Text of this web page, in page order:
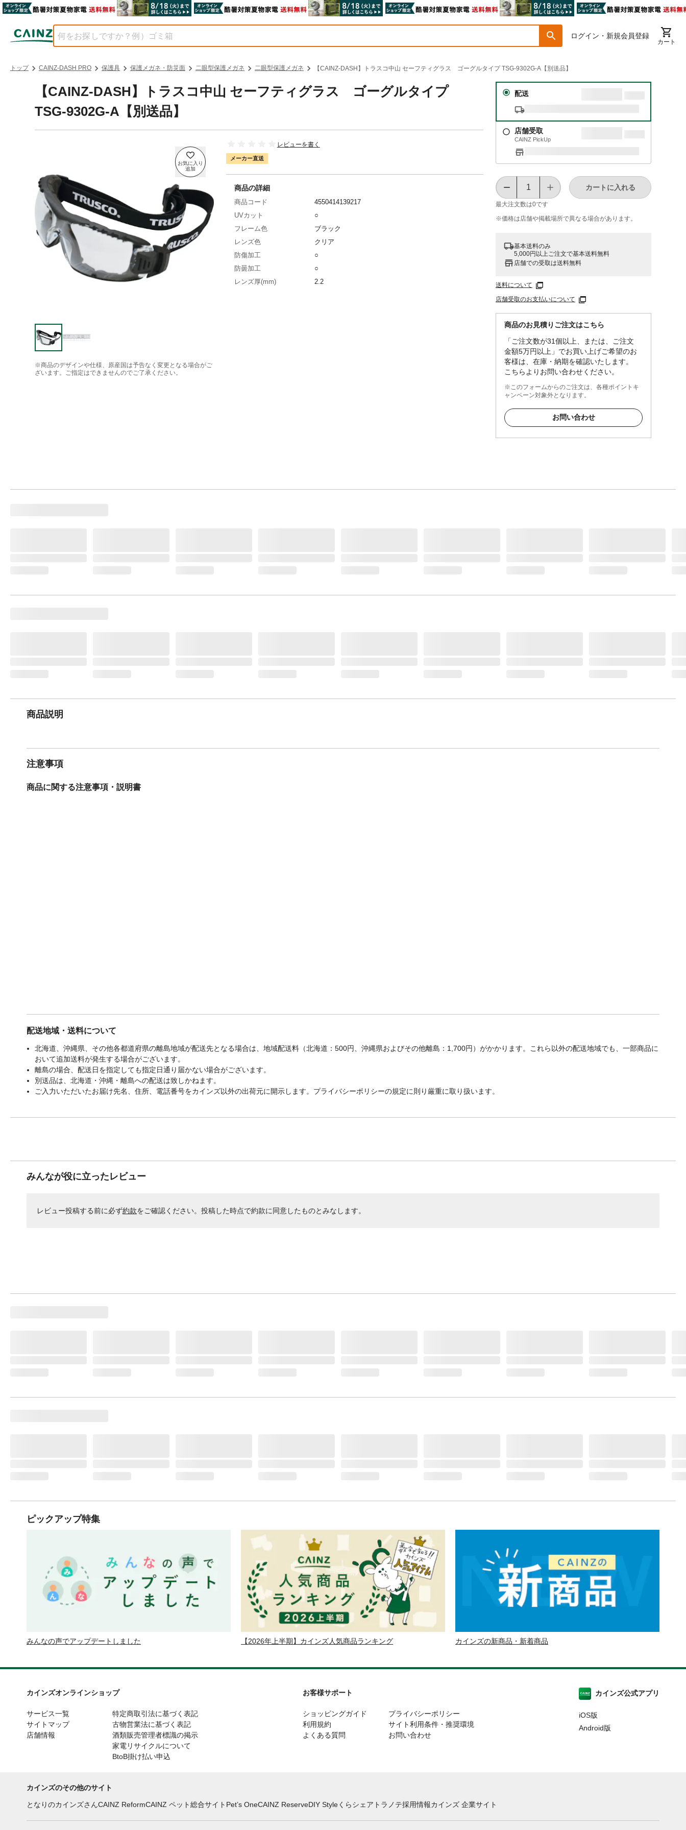
ログイン・新規会員登録
カート
トップ CAINZ-DASH PRO 保護具 保護メガネ・防災面 二眼型保護メガネ 二眼型保護メガネ 【CAINZ-DASH】トラスコ中山 セーフティグラス ゴーグルタイプ TSG-9302G-A【別送品】
【CAINZ-DASH】トラスコ中山 セーフティグラス ゴーグルタイプ
TSG-9302G-A【別送品】
※商品のデザインや仕様、原産国は予告なく変更となる場合がご
ざいます。ご指定はできませんのでご了承ください。
レビューを書く
メーカー直送
配送
店舗受取
CAINZ PickUp
最大注文数は0です
カートに入れる
※価格は​店舗や​掲載場所で​異なる​場合が​あります。
基本送料のみ
5,000円以上ご注文で基本送料無料
店舗での受取は送料無料
送料について
店舗受取のお支払いについて
商品のお見積りご注文はこちら
「ご注文数が31個以上、または、ご注文
金額5万円以上」でお買い上げご希望のお
客様は、在庫・納期を確認いたします。
こちらよりお問い合わせください。
※このフォームからのご注文は、各種ポイントキ
ャンペーン対象外となります。
お問い合わせ
商品の詳細
商品コード
4550414139217
UVカット
○
フレーム色
ブラック
レンズ色
クリア
防傷加工
○
防曇加工
○
レンズ厚(mm)
2.2
商品説明
注意事項
商品に関する注意事項・説明書
配送地域・送料について
北海道、沖縄県、その他各都道府県の離島地域が配送先となる場合は、地域配送料（北海道：500円、沖縄県およびその他離島：1,700円）がかかります。これら以外の配送地域でも、一部商品に
おいて追加送料が発生する場合がございます。
離島の場合、配送日を指定しても指定日通り届かない場合がございます。
別送品は、北海道・沖縄・離島への配送は致しかねます。
ご入力いただいたお届け先名、住所、電話番号をカインズ以外の出荷元に開示します。プライバシーポリシーの規定に則り厳重に取り扱います。
みんなが役に立ったレビュー
レビュー投稿する前に必ず約款をご確認ください。投稿した時点で約款に同意したものとみなします。
ピックアップ特集
みんなの声でアップデートしました 【2026年上半期】カインズ人気商品ランキング カインズの新商品・新着商品
カインズオンラインショップ
サービス一覧
サイトマップ
店舗情報
特定商取引法に基づく表記
古物営業法に基づく表記
酒類販売管理者標識の掲示
家電リサイクルについて
BtoB掛け払い申込
お客様サポート
ショッピングガイド
利用規約
よくある質問
プライバシーポリシー
サイト利用条件・推奨環境
お問い合わせ
カインズ公式アプリ
iOS版
Android版
カインズのその他のサイト
となりのカインズさんCAINZ ReformCAINZ ペット総合サイト Pet’s OneCAINZ ReserveDIY Styleくらシェア トラノテ採用情報カインズ 企業サイト